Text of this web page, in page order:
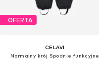
OFERTA
CELAVI
Normalny krój Spodnie funkcyjne